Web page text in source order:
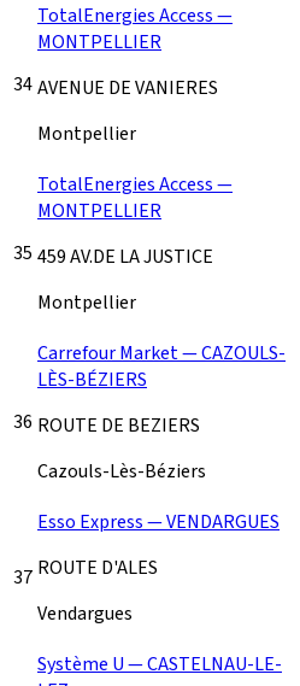
34
TotalEnergies Access —
MONTPELLIER
AVENUE DE VANIERES
Montpellier
35
TotalEnergies Access —
MONTPELLIER
459 AV.DE LA JUSTICE
Montpellier
36
Carrefour Market — CAZOULS-
LÈS-BÉZIERS
ROUTE DE BEZIERS
Cazouls-Lès-Béziers
37
Esso Express — VENDARGUES
ROUTE D'ALES
Vendargues
Système U — CASTELNAU-LE-